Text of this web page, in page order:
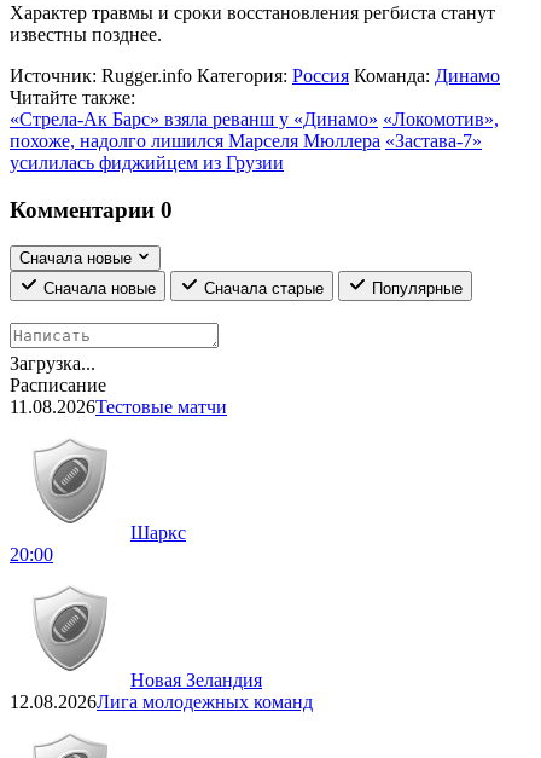
Характер травмы и сроки восстановления регбиста станут
известны позднее.
Источник: Rugger.info Категория: Россия Команда: Динамо
Читайте также:
«Стрела-Ак Барс» взяла реванш у «Динамо» «Локомотив»,
похоже, надолго лишился Марселя Мюллера «Застава-7»
усилилась фиджийцем из Грузии
Комментарии 0
Сначала новые
Сначала новые
Сначала старые Популярные
Загрузка...
Расписание
11.08.2026Тестовые матчи
Шаркс
20:00
Новая Зеландия
12.08.2026Лига молодежных команд